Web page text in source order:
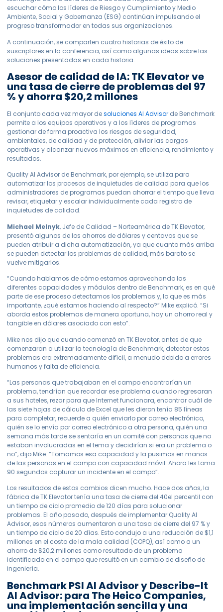
escuchar cómo los líderes de Riesgo y Cumplimiento y Medio
Ambiente, Social y Gobernanza (ESG) continúan impulsando el
progreso transformador en todas sus organizaciones.
A continuación, se comparten cuatro historias de éxito de
suscriptores en la conferencia, así como algunas ideas sobre las
soluciones presentadas en cada historia.
Asesor de calidad de IA: TK Elevator ve
una tasa de cierre de problemas del 97
% y ahorra $20,2 millones
El conjunto cada vez mayor desoluciones AI Advisor de Benchmark
permite a los equipos operativos y a los líderes de programas
gestionar de forma proactiva los riesgos de seguridad,
ambientales, de calidad y de protección, aliviar las cargas
operativas y alcanzar nuevos máximos en eficiencia, rendimiento y
resultados.
Quality AI Advisor de Benchmark, por ejemplo, se utiliza para
automatizar los procesos de inquietudes de calidad para que los
administradores de programas puedan ahorrar el tiempo que lleva
revisar, etiquetar y escalar individualmente cada registro de
inquietudes de calidad.
Michael Melnyk, Jefe de Calidad – Norteamérica de TK Elevator,
presentó algunos de los ahorros de dólares y centavos que se
pueden atribuir a dicha automatización, ya que cuanto más arriba
se pueden detectar los problemas de calidad, más barato se
vuelve mitigarlos.
“Cuando hablamos de cómo estamos aprovechando las
diferentes capacidades y módulos dentro de Benchmark, es en qué
parte de ese proceso detectamos los problemas y, lo que es más
importante, ¿qué estamos haciendo al respecto?” Mike explicó. “Si
aborda estos problemas de manera oportuna, hay un ahorro real y
tangible en dólares asociado con esto”.
Mike nos dijo que cuando comenzó en TK Elevator, antes de que
comenzaran a utilizar la tecnología de Benchmark, detectar estos
problemas era extremadamente difícil, a menudo debido a errores
humanos y falta de eficiencia.
“Las personas que trabajaban en el campo encontrarían un
problema, tendrían que recordar ese problema cuando regresaran
a sus hoteles, rezar para que Internet funcionara, encontrar cuál de
las siete hojas de cálculo de Excel que les dieron tenía 85 líneas
para completar, recuerde a quién enviarlo por correo electrónico,
quién se lo envía por correo electrónico a otra persona, quién una
semana más tarde se sentaría en un comité con personas que no
estaban involucradas en el tema y decidirían si era un problema o
no”, dijo Mike. “Tomamos esa capacidad y la pusimos en manos
de las personas en el campo con capacidad móvil. Ahora les toma
90 segundos capturar un incidente en el campo”.
Los resultados de estos cambios dicen mucho. Hace dos años, la
fábrica de TK Elevator tenía una tasa de cierre del 40el percentil con
un tiempo de ciclo promedio de 120 días para solucionar
problemas. El año pasado, después de implementar Quality AI
Advisor, esos números aumentaron a una tasa de cierre del 97 % y
un tiempo de ciclo de 20 días. Esto condujo a una reducción de $1,1
millones en el costo de la mala calidad (COPQ), así como a un
ahorro de $20,2 millones como resultado de un problema
identificado en el campo que resultó en un cambio de diseño de
ingeniería.
Benchmark PSI AI Advisor y Describe-It
AI Advisor: para The Heico Companies,
una implementación sencilla y una